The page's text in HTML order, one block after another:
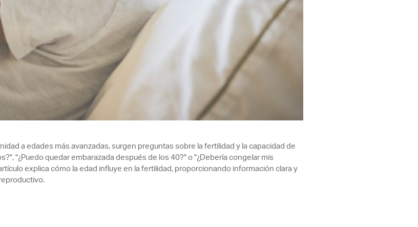
a edades más avanzadas, surgen preguntas sobre la fertilidad y la capacidad de
"¿Puedo quedar embarazada después de los 40?" o "¿Debería congelar mis
explica cómo la edad influye en la fertilidad, proporcionando información clara y